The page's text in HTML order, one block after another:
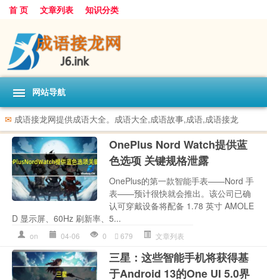
首 页 文章列表 知识分类
网站导航
✉ 成语接龙网提供成语大全。成语大全,成语故事,成语,成语接龙
OnePlus Nord Watch提供蓝
色选项 关键规格泄露
OnePlus的第一款智能手表——Nord 手
表——预计很快就会推出。该公司已确
认可穿戴设备将配备 1.78 英寸 AMOLE
D 显示屏、60Hz 刷新率、5...
on 04-06 0 679 文章列表
三星：这些智能手机将获得基
于Android 13的One UI 5.0界